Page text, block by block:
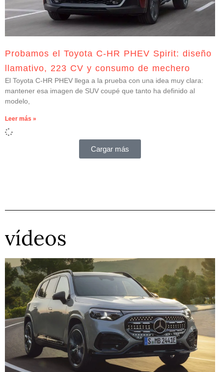
Probamos el Toyota C-HR PHEV Spirit: diseño
llamativo, 223 CV y consumo de mechero
El Toyota C-HR PHEV llega a la prueba con una idea muy clara:
mantener esa imagen de SUV coupé que tanto ha definido al
modelo,
Leer más »
Cargar más
vídeos